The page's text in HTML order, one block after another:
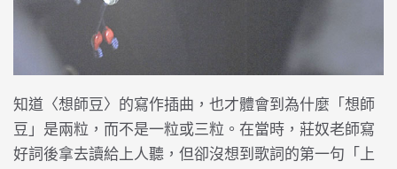
知道〈想師豆〉的寫作插曲，也才體會到為什麼「想師
豆」是兩粒，而不是一粒或三粒。在當時，莊奴老師寫
好詞後拿去讀給上人聽，但卻沒想到歌詞的第一句「上